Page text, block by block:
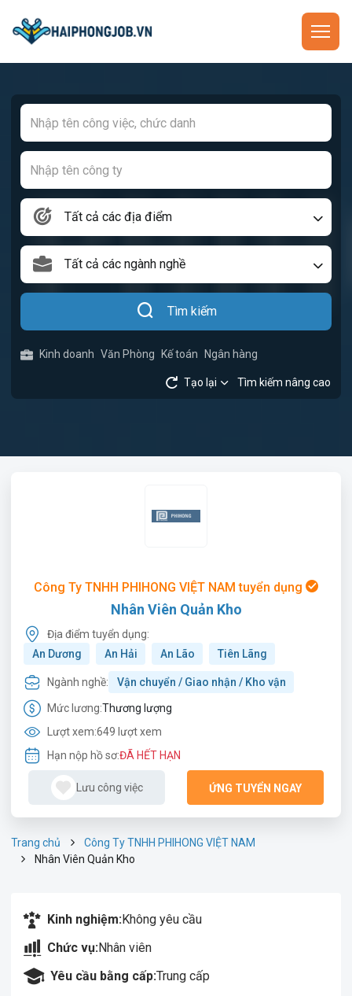
Tất cả các địa điểm
Tất cả các ngành nghề
Tìm kiếm
Kinh doanh Văn Phòng Kế toán Ngân hàng
Tạo lại Tìm kiếm nâng cao
Công Ty TNHH PHIHONG VIỆT NAM tuyển dụng
Nhân Viên Quản Kho
Địa điểm tuyển dụng:
An Dương
An Hải An Lão Tiên Lãng
Ngành nghề: Vận chuyển / Giao nhận / Kho vận
Mức lương:Thương lượng
Lượt xem:649 lượt xem
Hạn nộp hồ sơ:ĐÃ HẾT HẠN
Lưu công việc ỨNG TUYỂN NGAY
Trang chủ
Công Ty TNHH PHIHONG VIỆT NAM
Nhân Viên Quản Kho
Kinh nghiệm:Không yêu cầu
Chức vụ:Nhân viên
Yêu cầu bằng cấp:Trung cấp